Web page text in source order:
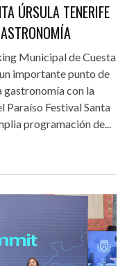
ÚRSULA TENERIFE
Municipal de Cuesta
importante punto de
gastronomía con la
Paraíso Festival Santa
programación de...